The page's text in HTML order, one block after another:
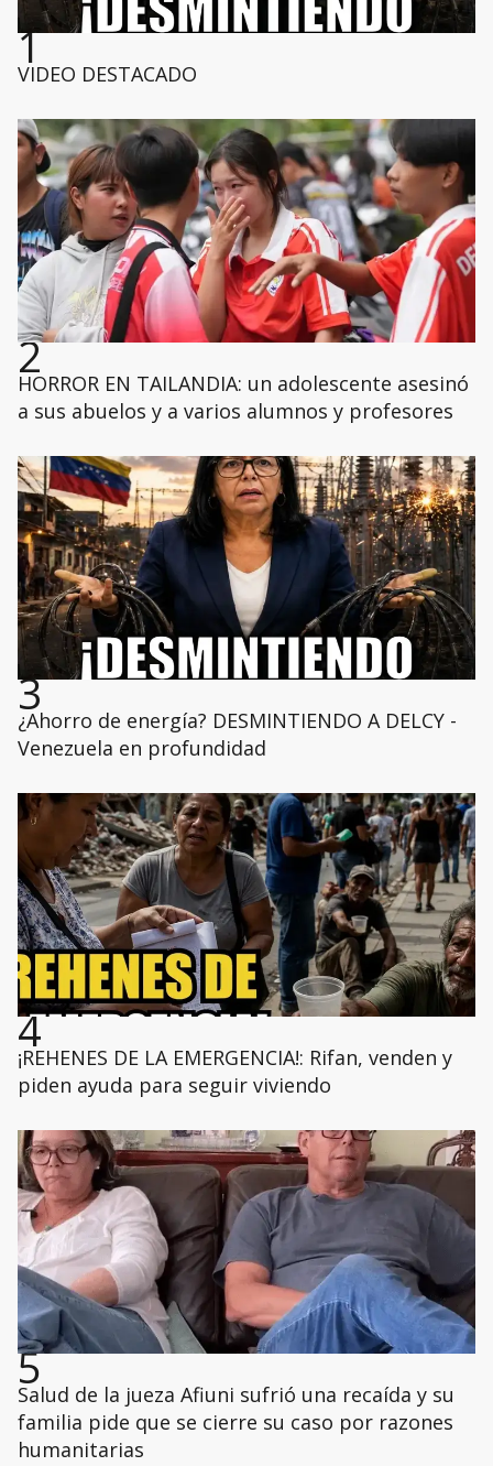
1
VIDEO DESTACADO
2
HORROR EN TAILANDIA: un adolescente asesinó
a sus abuelos y a varios alumnos y profesores
3
¿Ahorro de energía? DESMINTIENDO A DELCY -
Venezuela en profundidad
4
¡REHENES DE LA EMERGENCIA!: Rifan, venden y
piden ayuda para seguir viviendo
5
Salud de la jueza Afiuni sufrió una recaída y su
familia pide que se cierre su caso por razones
humanitarias